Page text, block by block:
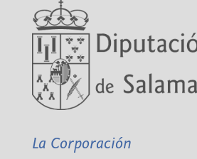
La Corporación